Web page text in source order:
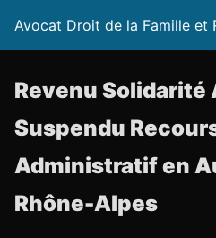
Avocat Droit de la Famille et
Revenu Solidarité
Suspendu
Administratif en
Rhône-Alpes